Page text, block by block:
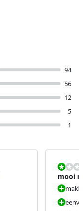
94
56
12
5
1
mooi